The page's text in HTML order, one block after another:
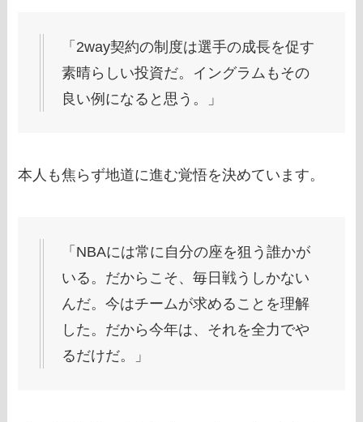
「2way契約の制度は選手の成長を促す
素晴らしい投資だ。イングラムもその
良い例になると思う。」
本人も焦らず地道に進む覚悟を決めています。
「NBAには常に自分の座を狙う誰かが
いる。だからこそ、毎日戦うしかない
んだ。今はチームが求めることを理解
した。だから今年は、それを全力でや
るだけだ。」